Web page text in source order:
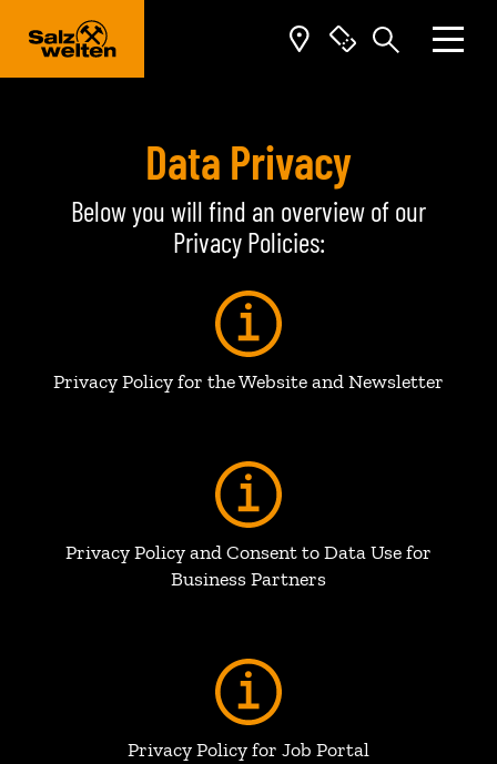
Data Privacy
Below you will find an overview of our
Privacy Policies:
Privacy Policy for the Website and Newsletter
Privacy Policy and Consent to Data Use for
Business Partners
Privacy Policy for Job Portal